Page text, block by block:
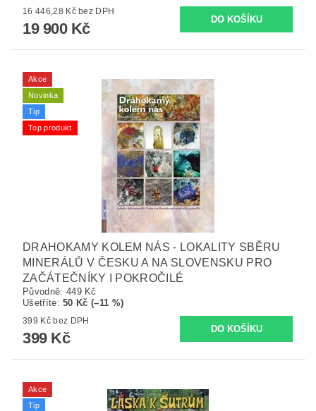
16 446,28 Kč bez DPH
19 900 Kč
Akce
Novinka
Tip
Top produkt
DRAHOKAMY KOLEM NÁS - LOKALITY SBĚRU
MINERÁLŮ V ČESKU A NA SLOVENSKU PRO
ZAČÁTEČNÍKY I POKROČILÉ
Původně: 449 Kč
Ušetříte:50 Kč (–11 %)
399 Kč bez DPH
399 Kč
Akce
Tip